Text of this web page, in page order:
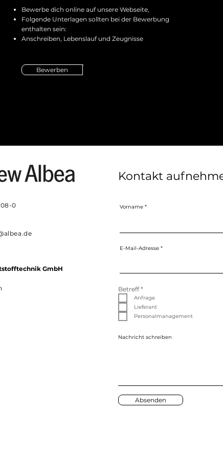
Bewerbe dich online auf unsere Webseite,
Folgende Unterlagen sollten bei der Bewerbung
enthalten sein:
Anschreiben, Lebenslauf und Zeugnisse
Bewerben
0
GmbH
Kontakt
Vorname
E-Mail-Adresse
Betreff *P
f
l
i
c
h
e
Anfrage
Lieferant
Personalmanagement
Nachricht schreiben
Absenden